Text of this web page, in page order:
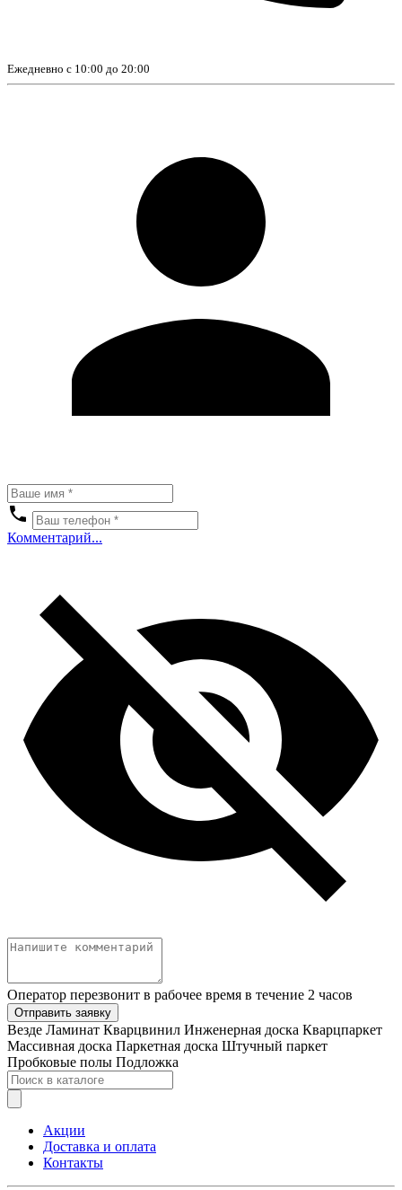
Ежедневно с 10:00 до 20:00
Комментарий...
Оператор перезвонит в рабочее время в течение 2 часов
Отправить заявку
Везде Ламинат Кварцвинил Инженерная доска Кварцпаркет
Массивная доска Паркетная доска Штучный паркет
Пробковые полы Подложка
Акции
Доставка и оплата
Контакты